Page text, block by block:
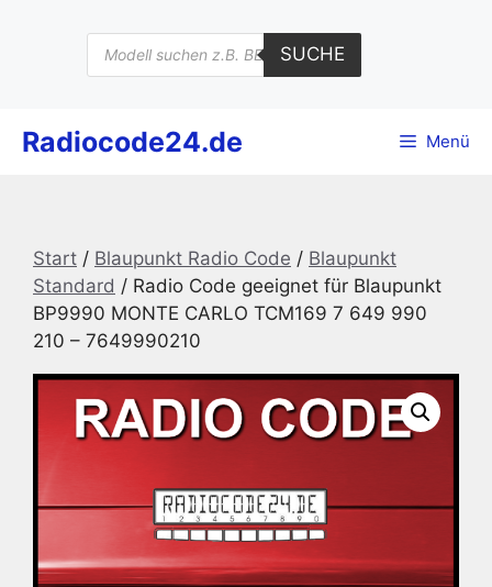
Products
search
SUCHE
Radiocode24.de Menü
Start / Blaupunkt Radio Code / Blaupunkt
Standard / Radio Code geeignet für Blaupunkt
BP9990 MONTE CARLO TCM169 7 649 990
210 – 7649990210